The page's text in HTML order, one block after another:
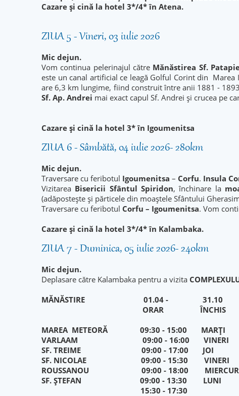
Cazare și cină la hotel 3*/4* în Atena.
ZIUA 5 - Vineri, 03 iulie 2026
Mic dejun.
Vom continua pelerinajul către Mănăstirea Sf.
este un canal artificial ce leagă Golful Corint din Marea
are 6,3 km lungime, fiind construit între anii 1881 -
Sf. Ap. Andrei mai exact capul Sf. Andrei şi crucea pe
Cazare și cină la hotel 3* în Igoumenitsa
ZIUA 6 - Sâmbătă, 04 iulie 2026- 280km
Mic dejun.
Traversare cu feribotul Igoumenitsa – Corfu. Insula
Vizitarea Bisericii Sfântul Spiridon, închinare la
(adăpostește și părticele din moaștele Sfântului
Traversare cu feribotul Corfu – Igoumenitsa. Vom
Cazare și cină la hotel 3*/4* în Kalambaka.
ZIUA 7 - Duminica, 05 iulie 2026- 240km
Mic dejun.
Deplasare către Kalambaka pentru a vizita
MĂNĂSTIRE 01.04 -
ORAR ÎNCHIS
MAREA METEORĂ 09:30 - 15:00
VARLAAM 09:00 - 16:00
SF. TREIME 09:00 - 17:00
SF. NICOLAE 09:00 - 15:30 VINERI
ROUSSANOU 09:00 - 18:00
SF. ȘTEFAN 09:00 - 13:30
15:30 -